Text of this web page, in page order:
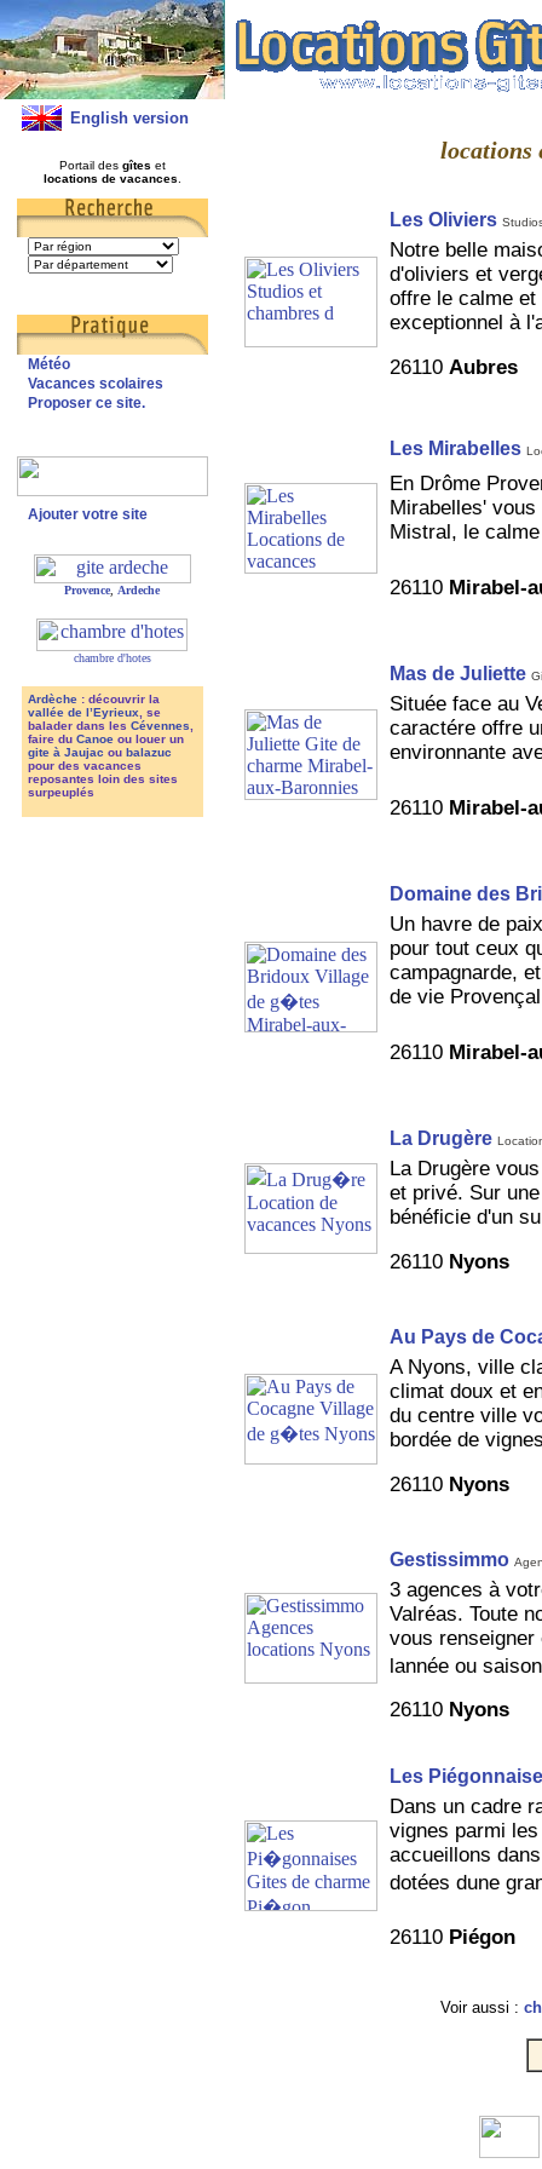
English version
Portail des gîtes et
locations de vacances
Météo
Vacances scolaires
Proposer ce site.
Ajouter votre site
Provence Ardeche
chambre d'hotes
Ardèche: découvrir la
vallée de l’Eyrieux , se
balader dans les Cévennes
faire du Canoeou louer un
gite à Jaujac ou balazuc
pour des vacances
reposantes loin des sites
surpeuplés
locations
Les Oliviers
Notre belle
d'oliviers et
offre le calme et
exceptionnel à
26110 Aubres
Les Mirabelles
En Drôme
Mirabelles'
Mistral, le
26110 Mirabel-
Mas de Juliette
Située face au
caractére offre
environnante
26110 Mirabel-
Domaine des
Un havre de
pour tout ceux
campagnarde,
de vie
26110 Mirabel-
La Drugère
La Drugère
et privé. Sur
bénéficie d'un
26110 Nyons
Au Pays de
A Nyons, ville
climat doux et
du centre ville
bordée de
26110 Nyons
Gestissimmo
3 agences à
Valréas. Toute
vous
lannée ou
26110 Nyons
Les
Dans un cadre
vignes parmi
accueillons
dotées dune
26110 Piégon
Voir aussi :